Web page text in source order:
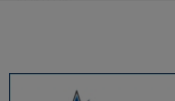
2025.12 (3)